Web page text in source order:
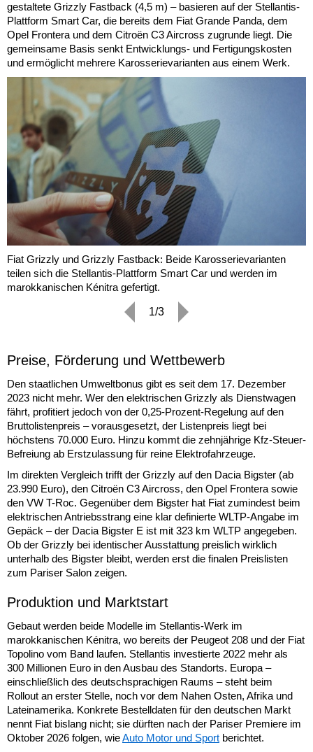
gestaltete Grizzly Fastback (4,5 m) – basieren auf der Stellantis-
Plattform Smart Car, die bereits dem Fiat Grande Panda, dem
Opel Frontera und dem Citroën C3 Aircross zugrunde liegt. Die
gemeinsame Basis senkt Entwicklungs- und Fertigungskosten
und ermöglicht mehrere Karosserievarianten aus einem Werk.
Fiat Grizzly und Grizzly Fastback: Beide Karosserievarianten
teilen sich die Stellantis-Plattform Smart Car und werden im
marokkanischen Kénitra gefertigt.
1/3
Preise, Förderung und Wettbewerb
Den staatlichen Umweltbonus gibt es seit dem 17. Dezember
2023 nicht mehr. Wer den elektrischen Grizzly als Dienstwagen
fährt, profitiert jedoch von der 0,25-Prozent-Regelung auf den
Bruttolistenpreis – vorausgesetzt, der Listenpreis liegt bei
höchstens 70.000 Euro. Hinzu kommt die zehnjährige Kfz-Steuer-
Befreiung ab Erstzulassung für reine Elektrofahrzeuge.
Im direkten Vergleich trifft der Grizzly auf den Dacia Bigster (ab
23.990 Euro), den Citroën C3 Aircross, den Opel Frontera sowie
den VW T-Roc. Gegenüber dem Bigster hat Fiat zumindest beim
elektrischen Antriebsstrang eine klar definierte WLTP-Angabe im
Gepäck – der Dacia Bigster E ist mit 323 km WLTP angegeben.
Ob der Grizzly bei identischer Ausstattung preislich wirklich
unterhalb des Bigster bleibt, werden erst die finalen Preislisten
zum Pariser Salon zeigen.
Produktion und Marktstart
Gebaut werden beide Modelle im Stellantis-Werk im
marokkanischen Kénitra, wo bereits der Peugeot 208 und der Fiat
Topolino vom Band laufen. Stellantis investierte 2022 mehr als
300 Millionen Euro in den Ausbau des Standorts. Europa –
einschließlich des deutschsprachigen Raums – steht beim
Rollout an erster Stelle, noch vor dem Nahen Osten, Afrika und
Lateinamerika. Konkrete Bestelldaten für den deutschen Markt
nennt Fiat bislang nicht; sie dürften nach der Pariser Premiere im
Oktober 2026 folgen, wieAuto Motor und Sport berichtet.